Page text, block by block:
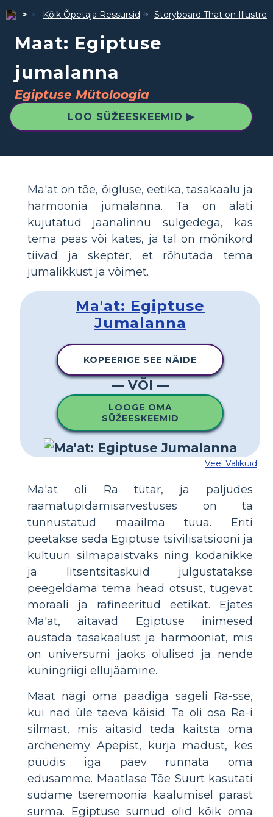
Kõik Õpetaja Ressursid Storyboard That on
Maat: Egiptuse
jumalanna
Egiptuse Mütoloogia
LOO SÜŽEESKEEMID ▶
Ma'at on tõe, õigluse, eetika, tasakaalu ja
harmoonia jumalanna. Ta on alati
kujutatud jaanalinnu sulgedega, kas
tema peas või kätes, ja tal on mõnikord
tiivad ja skepter, et rõhutada tema
jumalikkust ja võimet.
Ma'at: Egiptuse
Jumalanna
KOPEERIGE SEE NÄIDE
— VÕI —
LOOGE OMA
SÜŽEESKEEMID
Veel Valikuid
Ma'at oli Ra tütar, ja paljudes
raamatupidamisarvestuses on ta
tunnustatud maailma tuua. Eriti
peetakse seda Egiptuse tsivilisatsiooni ja
kultuuri silmapaistvaks ning kodanikke
ja litsentsitaskuid julgustatakse
peegeldama tema head otsust, tugevat
moraali ja rafineeritud eetikat. Ejates
Ma'at, aitavad Egiptuse inimesed
austada tasakaalust ja harmooniat, mis
on universumi jaoks olulised ja nende
kuningriigi ellujäämine.
Maat nägi oma paadiga sageli Ra-sse,
kui nad üle taeva käisid. Ta oli osa Ra-i
silmast, mis aitasid teda kaitsta oma
archenemy Apepist, kurja madust, kes
püüdis iga päev rünnata oma
edusamme. Maatlase Tõe Suurt kasutati
südame tseremoonia kaalumisel pärast
surma. Egiptuse surnud olid kõik oma